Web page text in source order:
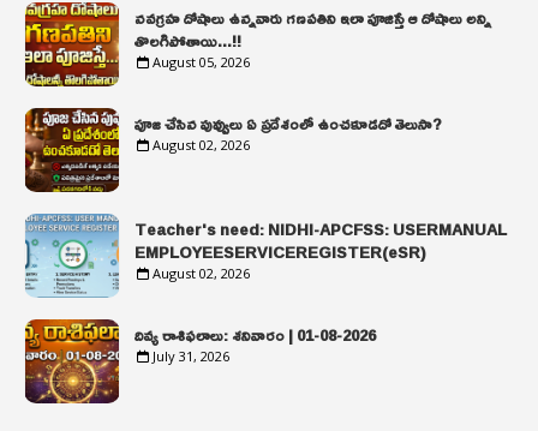
నవగ్రహ దోషాలు ఉన్నవారు గణపతిని ఇలా పూజిస్తే ఆ దోషాలు అన్ని
తొలగిపోతాయి...!!
August 05, 2026
పూజ చేసిన పువ్వులు ఏ ప్రదేశంలో ఉంచకూడదో తెలుసా?
August 02, 2026
Teacher's need: NIDHI-APCFSS: USERMANUAL
EMPLOYEESERVICEREGISTER(eSR)
August 02, 2026
దివ్య రాశిఫలాలు: శనివారం | 01-08-2026
July 31, 2026